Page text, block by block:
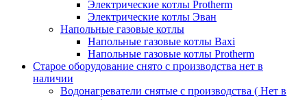
Электрические котлы Protherm
Электрические котлы Эван
Напольные газовые котлы
Напольные газовые котлы Baxi
Напольные газовые котлы Protherm
Старое оборудование снято с производства нет в
наличии
Водонагреватели снятые с производства ( Нет в